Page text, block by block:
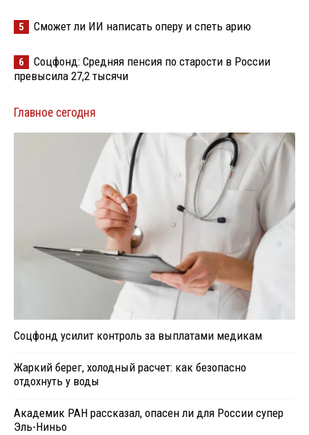
5 Сможет ли ИИ написать оперу и спеть арию
6
Соцфонд: Средняя пенсия по старости в России
превысила 27,2 тысячи
Главное сегодня
Соцфонд усилит контроль за выплатами медикам
Жаркий берег, холодный расчет: как безопасно
отдохнуть у воды
Академик РАН рассказал, опасен ли для России супер
Эль-Ниньо